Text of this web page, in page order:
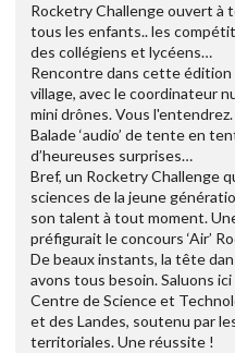
Rocketry Challenge ouvert à
tous les enfants.. les
des collégiens et lycéens…
Rencontre dans cette édition
village, avec le coordinateur
mini drônes. Vous l'entendrez.
Balade ‘audio’ de tente en
d’heureuses surprises…
Bref, un Rocketry Challenge
sciences de la jeune
son talent à tout moment.
préfigurait le concours ‘Air’
De beaux instants, la tête
avons tous besoin. Saluons
Centre de Science et
et des Landes, soutenu par
territoriales. Une réussite !